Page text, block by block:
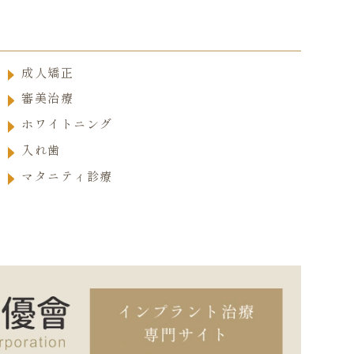
成人矯正
審美治療
ホワイトニング
入れ歯
マタニティ診療